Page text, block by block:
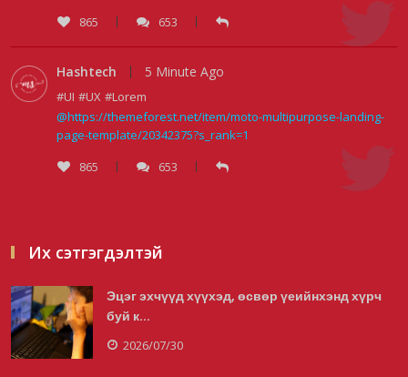
865
653
Hashtech 5 Minute Ago
#UI #UX #Lorem
@https://themeforest.net/item/moto-multipurpose-landing-
page-template/20342375?s_rank=1
865
653
Их сэтгэгдэлтэй
Эцэг эхчүүд хүүхэд, өсвөр үеийнхэнд хүрч
буй к...
2026/07/30